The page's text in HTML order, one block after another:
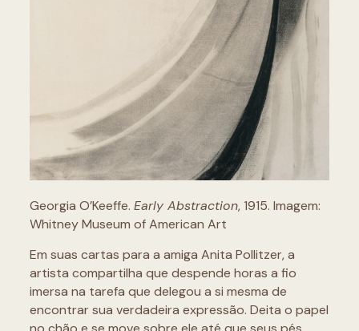
Georgia O’Keeffe. Early Abstraction, 1915. Imagem:
Whitney Museum of American Art
Em suas cartas para a amiga Anita Pollitzer, a
artista compartilha que despende horas a fio
imersa na tarefa que delegou a si mesma de
encontrar sua verdadeira expressão. Deita o papel